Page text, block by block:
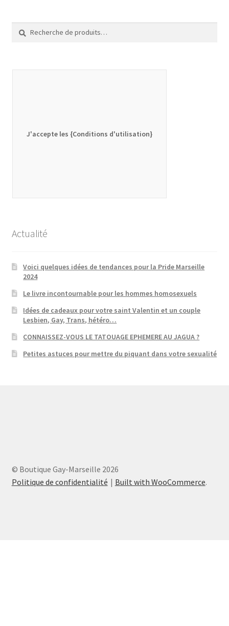
pour :
J'accepte les {Conditions d'utilisation}
Actualité
Voici quelques idées de tendances pour la Pride Marseille
2024
Le livre incontournable pour les hommes homosexuels
Idées de cadeaux pour votre saint Valentin et un couple
Lesbien, Gay, Trans, hétéro…
CONNAISSEZ-VOUS LE TATOUAGE EPHEMERE AU JAGUA ?
Petites astuces pour mettre du piquant dans votre sexualité
© Boutique Gay-Marseille 2026
Politique de confidentialité
Built with WooCommerce.